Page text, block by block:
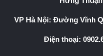
VP Hà Nội: Đường Vĩnh
Điện thoại: